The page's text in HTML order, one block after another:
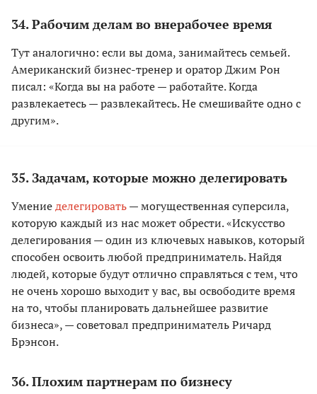
34. Рабочим делам во внерабочее время
Тут аналогично: если вы дома, занимайтесь семьей.
Американский бизнес-тренер и оратор Джим Рон
писал: «Когда вы на работе — работайте. Когда
развлекаетесь — развлекайтесь. Не смешивайте одно с
другим».
35. Задачам, которые можно делегировать
Умениеделегировать— могущественная суперсила,
которую каждый из нас может обрести. «Искусство
делегирования — один из ключевых навыков, который
способен освоить любой предприниматель. Найдя
людей, которые будут отлично справляться с тем, что
не очень хорошо выходит у вас, вы освободите время
на то, чтобы планировать дальнейшее развитие
бизнеса», — советовал предприниматель Ричард
Брэнсон.
36. Плохим партнерам по бизнесу